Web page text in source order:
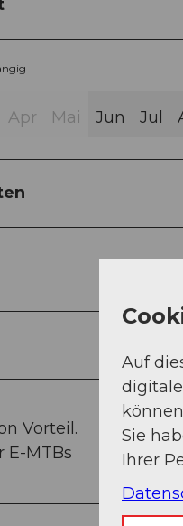
Apr Mai Jun Jul
Vorteil.
E-MTBs
Auf
Sie
Ihrer